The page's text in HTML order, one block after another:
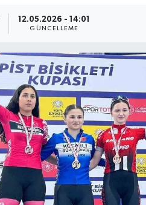
12.05.2026 - 14:01
GÜNCELLEME